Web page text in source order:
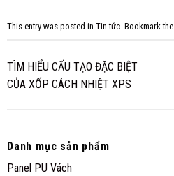
This entry was posted in Tin tức. Bookmark the
TÌM HIỂU CẤU TẠO ĐẶC BIỆT
CỦA XỐP CÁCH NHIỆT XPS
Danh mục sản phẩm
Panel PU Vách